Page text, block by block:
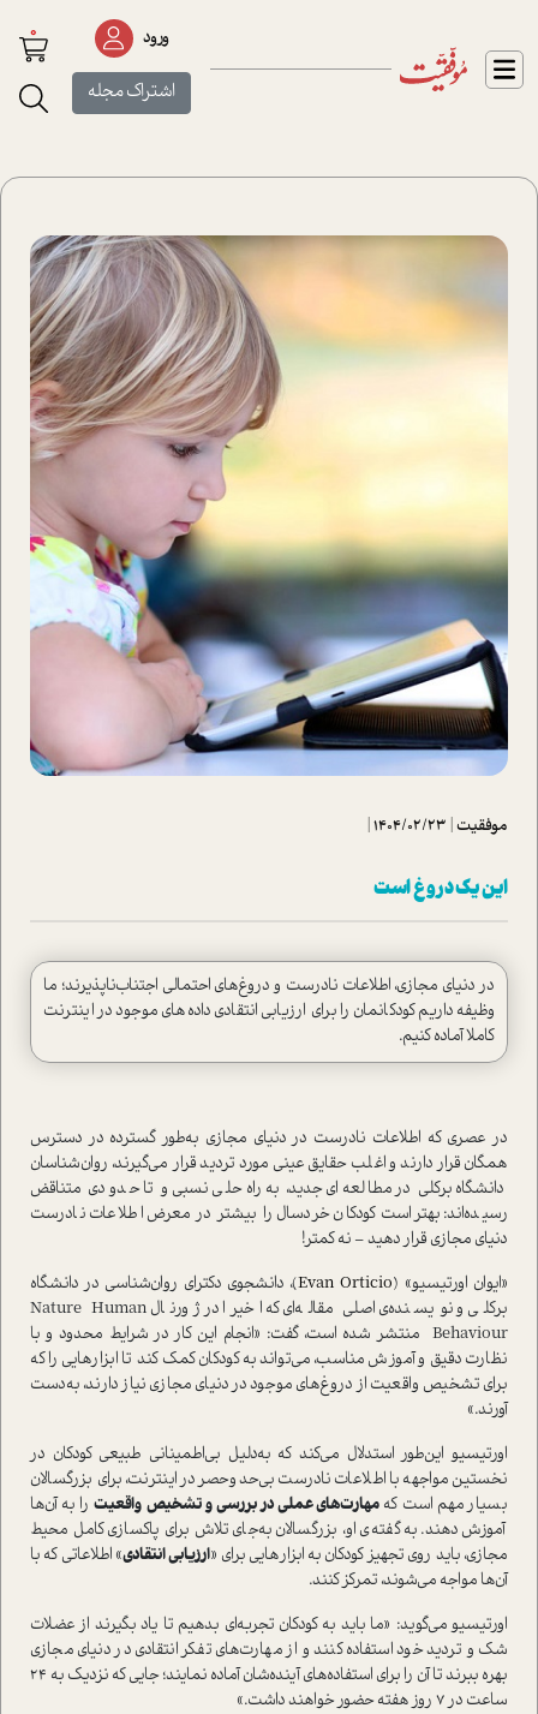
ورود
اشتراک مجله
0
موفقیت|
1404/02/23
|
این یک دروغ است
در دنیای مجازی، اطلاعات نادرست و دروغ‌های احتمالی اجتناب‌ناپذیرند؛ ما
وظیفه داریم کودکانمان را برای ارزیابی انتقادی داده‌های موجود در اینترنت
کاملا آماده کنیم.
در عصری که اطلاعات نادرست در دنیای مجازی به‌طور گسترده در دسترس
همگان قرار دارند و اغلب حقایق عینی مورد تردید قرار می‌گیرند، روان‌شناسان
دانشگاه برکلی در مطالعه‌ای جدید، به راه‌حلی نسبی و تا حدودی متناقض
رسیده‌اند: بهتر است کودکان خردسال را بیشتر در معرض اطلاعات نادرست
دنیای مجازی قرار دهید – نه کمتر!
«ایوان اورتیسیو» (Evan Orticio)، دانشجوی دکترای روان‌شناسی در دانشگاه
برکلی و نویسنده‌ی اصلی مقاله‌ای که اخیرا در ژورنال Nature Human
Behaviour منتشر شده است، گفت: «انجام این کار در شرایط محدود و با
نظارت دقیق و آموزش مناسب، می‌تواند به کودکان کمک کند تا ابزارهایی را که
برای تشخیص واقعیت‌ از دروغ‌های موجود در دنیای مجازی نیاز دارند، به‌دست
آورند.»
اورتیسیو این‌طور استدلال می‌کند که به‌دلیل بی‌اطمینانی طبیعی کودکان در
نخستین مواجهه با اطلاعات نادرست بی‌حدوحصر در اینترنت، برای بزرگسالان
بسیار مهم است که مهارت‌های عملی در بررسی و تشخیص واقعیترا به آن‌ها
آموزش دهند. به گفته‌ی او، بزرگسالان به‌جای تلاش برای پاکسازی کامل محیط
مجازی، باید روی تجهیز کودکان به ابزارهایی برای «ارزیابی انتقادی» اطلاعاتی که با
آن‌ها مواجه می‌شوند، تمرکز کنند.
اورتیسیو می‌گوید: «ما باید به کودکان تجربه‌ای بدهیم تا یاد بگیرند از عضلات
شک و تردید خود استفاده کنند و از مهارت‌های تفکر انتقادی در دنیای مجازی
بهره ببرند تا آن را برای استفاده‌های آینده‌شان آماده نمایند؛ جایی که نزدیک به 24
ساعت در 7 روز هفته حضور خواهند داشت.»